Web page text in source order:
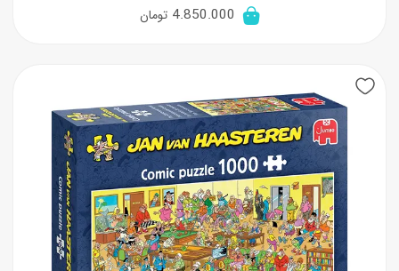
4.850.000 تومان